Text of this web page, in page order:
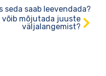
seda saab leevendada?
võib mõjutada juuste
väljalangemist?